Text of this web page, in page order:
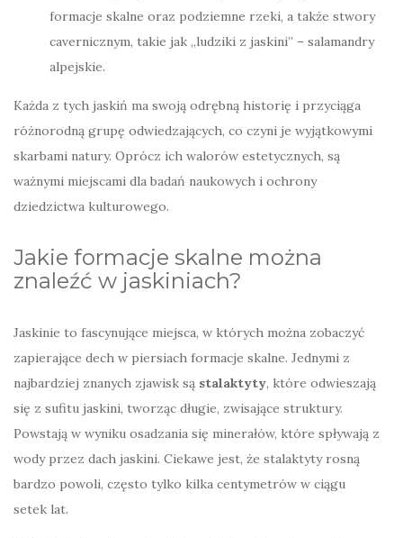
formacje skalne oraz podziemne rzeki, a także stwory
cavernicznym, takie jak „ludziki z jaskini” – salamandry
alpejskie.
Każda z tych jaskiń ma swoją odrębną historię i przyciąga
różnorodną grupę odwiedzających, co czyni je wyjątkowymi
skarbami natury. Oprócz ich walorów estetycznych, są
ważnymi miejscami dla badań naukowych i ochrony
dziedzictwa kulturowego.
Jakie formacje skalne można
znaleźć w jaskiniach?
Jaskinie to fascynujące miejsca, w których można zobaczyć
zapierające dech w piersiach formacje skalne. Jednymi z
najbardziej znanych zjawisk są stalaktyty, które odwieszają
się z sufitu jaskini, tworząc długie, zwisające struktury.
Powstają w wyniku osadzania się minerałów, które spływają z
wody przez dach jaskini. Ciekawe jest, że stalaktyty rosną
bardzo powoli, często tylko kilka centymetrów w ciągu
setek lat.